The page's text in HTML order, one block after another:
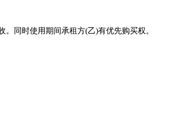
同时使用期间承租方(乙)有优先购买权。